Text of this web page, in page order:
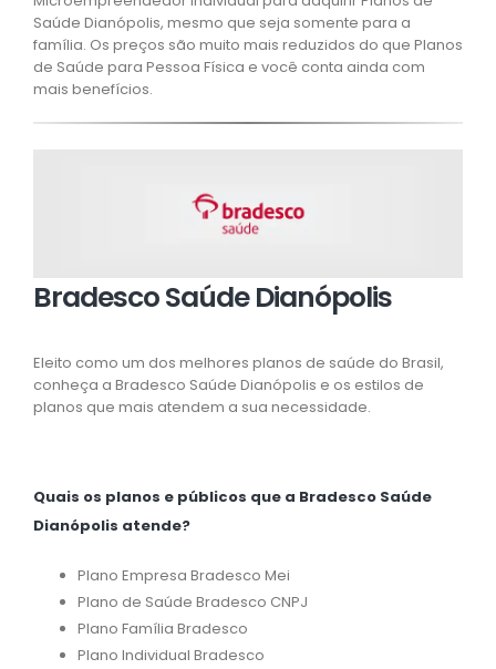
Saúde Dianópolis, mesmo que seja somente para a
família. Os preços são muito mais reduzidos do que Planos
de Saúde para Pessoa Física e você conta ainda com
mais benefícios.
Bradesco Saúde Dianópolis
Eleito como um dos melhores planos de saúde do Brasil,
conheça a Bradesco Saúde Dianópolis e os estilos de
planos que mais atendem a sua necessidade.
Quais os planos e públicos que a Bradesco Saúde
Dianópolis atende?
Plano Empresa Bradesco Mei
Plano de Saúde Bradesco CNPJ
Plano Família Bradesco
Plano Individual Bradesco